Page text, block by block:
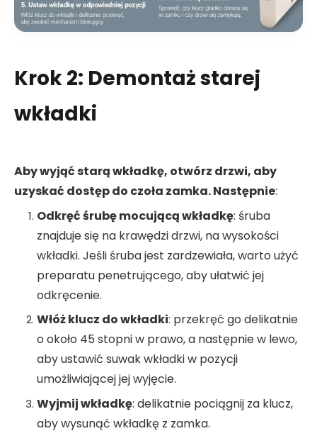
Krok 2: Demontaż starej
wkładki
Aby wyjąć starą wkładkę, otwórz drzwi, aby
uzyskać dostęp do czoła zamka. Następnie:
Odkręć śrubę mocującą wkładkę: śruba
znajduje się na krawędzi drzwi, na wysokości
wkładki. Jeśli śruba jest zardzewiała, warto użyć
preparatu penetrującego, aby ułatwić jej
odkręcenie.
Włóż klucz do wkładki: przekręć go delikatnie
o około 45 stopni w prawo, a następnie w lewo,
aby ustawić suwak wkładki w pozycji
umożliwiającej jej wyjęcie.
Wyjmij wkładkę: delikatnie pociągnij za klucz,
aby wysunąć wkładkę z zamka.